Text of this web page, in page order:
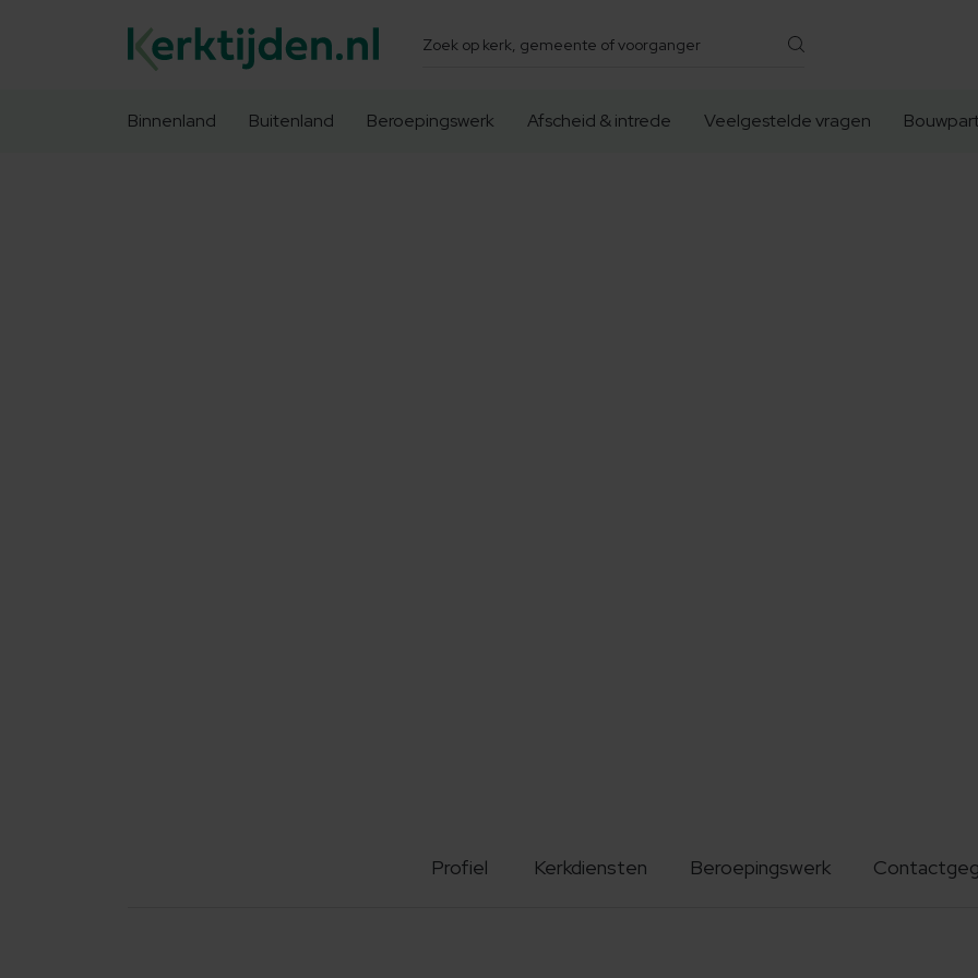
Zoeken
Binnenland Buitenland Beroepingswerk Afscheid & intrede Veelgestelde vragen
Profiel Kerkdiensten Beroepingswerk